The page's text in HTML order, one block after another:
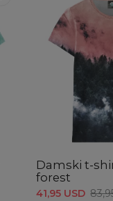
Damski t-
forest
41,95 USD